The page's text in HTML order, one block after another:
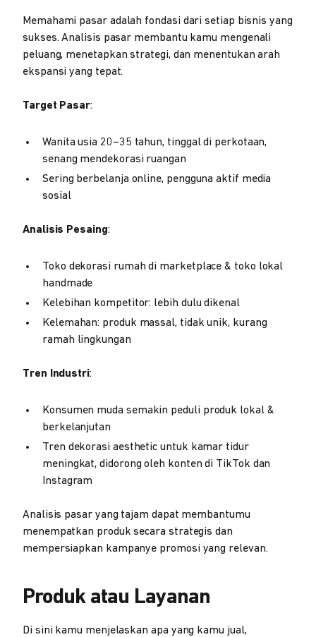
Memahami pasar adalah fondasi dari setiap bisnis yang
sukses. Analisis pasar membantu kamu mengenali
peluang, menetapkan strategi, dan menentukan arah
ekspansi yang tepat.
Target Pasar:
Wanita usia 20–35 tahun, tinggal di perkotaan,
senang mendekorasi ruangan
Sering berbelanja online, pengguna aktif media
sosial
Analisis Pesaing:
Toko dekorasi rumah di marketplace & toko lokal
handmade
Kelebihan kompetitor: lebih dulu dikenal
Kelemahan: produk massal, tidak unik, kurang
ramah lingkungan
Tren Industri:
Konsumen muda semakin peduli produk lokal &
berkelanjutan
Tren dekorasi aesthetic untuk kamar tidur
meningkat, didorong oleh konten di TikTok dan
Instagram
Analisis pasar yang tajam dapat membantumu
menempatkan produk secara strategis dan
mempersiapkan kampanye promosi yang relevan.
Produk atau Layanan
Di sini kamu menjelaskan apa yang kamu jual,